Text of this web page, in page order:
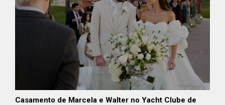
Casamento de Marcela e Walter no Yacht Clube de